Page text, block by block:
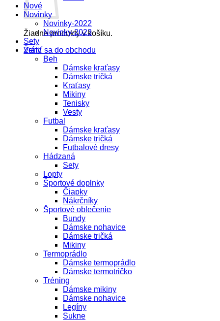
Žiadne produkty v košíku.
Vrátiť sa do obchodu
Nové
Novinky
Novinky-2022
Novinky-2023
Sety
Ženy
Beh
Dámske kraťasy
Dámske tričká
Kraťasy
Mikiny
Tenisky
Vesty
Futbal
Dámske kraťasy
Dámske tričká
Futbalové dresy
Hádzaná
Sety
Lopty
Športové doplnky
Čiapky
Nákrčníky
Športové oblečenie
Bundy
Dámske nohavice
Dámske tričká
Mikiny
Termoprádlo
Dámske termoprádlo
Dámske termotričko
Tréning
Dámske mikiny
Dámske nohavice
Legíny
Sukne